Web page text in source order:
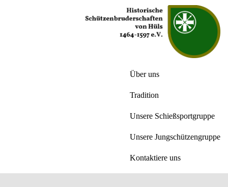
Über uns
Tradition
Unsere Schießsportgruppe
Unsere Jungschützengruppe
Kontaktiere uns